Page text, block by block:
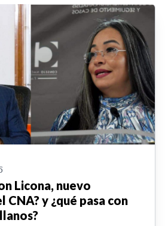
Licona, nuevo
y ¿qué pasa con